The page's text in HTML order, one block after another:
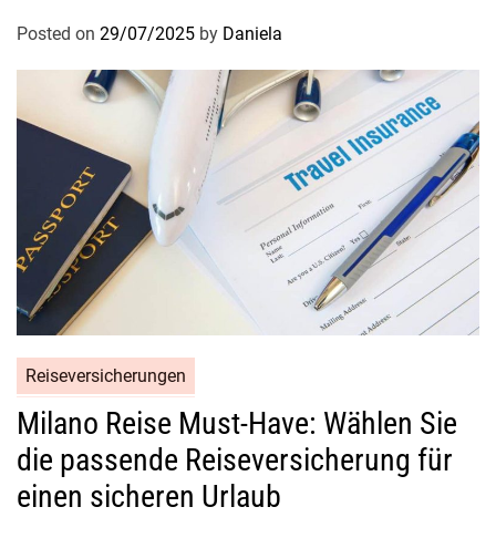
Posted on 29/07/2025 by Daniela
Reiseversicherungen
Milano Reise Must-Have: Wählen Sie
die passende Reiseversicherung für
einen sicheren Urlaub